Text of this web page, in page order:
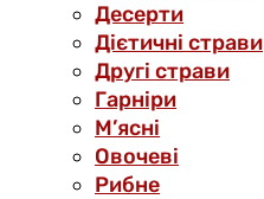
Десерти
Дієтичні страви
Другі страви
Гарніри
М’ясні
Овочеві
Рибне